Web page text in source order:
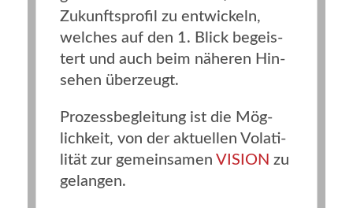
Zukunfts­pro­fil zu ent­wi­ckeln,
wel­ches auf den 1. Blick begeis­
tert und auch beim nähe­ren Hin­
se­hen überzeugt.
Pro­zess­be­glei­tung ist die Mög­
lich­keit, von der aktu­el­len Vola­ti­
li­tät zur gemein­sa­men VISION zu
gelan­gen.